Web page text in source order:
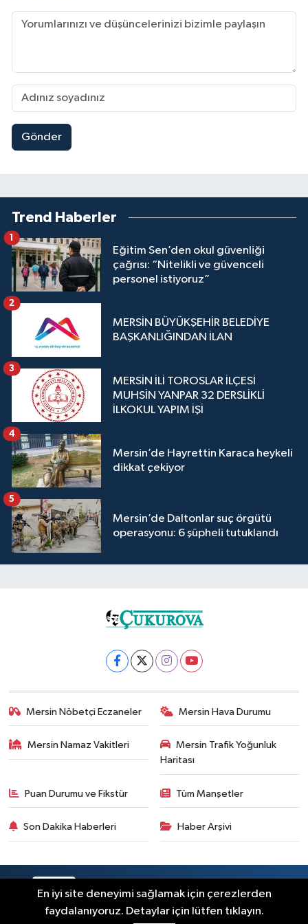
Gönder
Trend Haberler
Eğitim Sen’den okul güvenliği
çağrısı: “Nitelikli ve güvenceli
personel istiyoruz”
1
MERSİN BÜYÜKŞEHİR BELEDİYE
BAŞKANLIĞINDAN İLAN
2
MERSİN İLİ TOROSLAR İLÇESİ
MUHSİN YANPAR 32 DERSLİKLİ
İLKOKUL YAPIM İŞİ
3
Mersin’de Hayrettin Karaca heykeli
dikkat çekiyor
4
Mersin’de Daltonlar suç örgütü
operasyonu: 6 şüpheli tutuklandı
5
Mersin Nöbetçi Eczaneler Mersin Hava Durumu
Mersin Namaz Vakitleri
Mersin Trafik Yoğunluk
Haritası
Puan Durumu ve Fikstür Tüm Manşetler
Son Dakika Haberleri Haber Arşivi
En iyi site deneyimi sağlamak için çerezlerden
faydalanıyoruz. Detaylar için lütfen tıklayın.